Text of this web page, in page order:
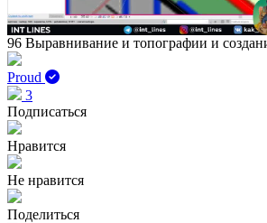
96 Выравнивание и топографии и
Proud
3
Подписаться
Нравится
Не нравится
Поделиться